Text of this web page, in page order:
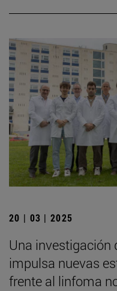
20 | 03 | 2025
Una investigación
impulsa nuevas
frente al linfoma